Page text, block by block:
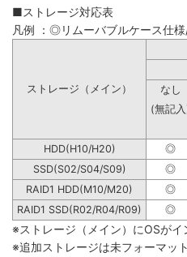
■ストレージ対応表
凡例 ：◎リムーバブルケース仕
ストレージ（メイン）
なし
(無記
HDD(H10/H20) ◎
SSD(S02/S04/S09)
◎
RAID1 HDD(M10/M20)
◎
RAID1 SSD(R02/R04/R09)
◎
※ストレージ（メイン）にOSが
※追加ストレージは未フォーマッ